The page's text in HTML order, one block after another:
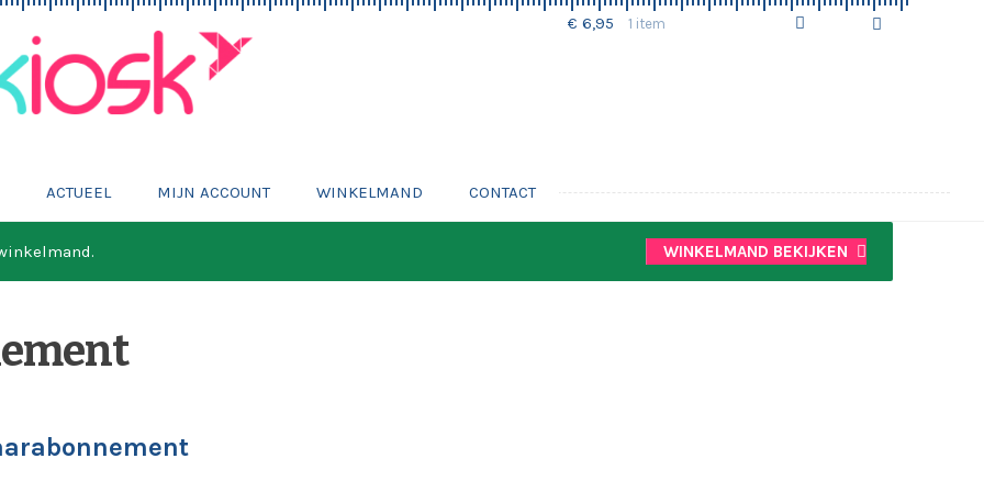
€ 6,95 1 item
ACTUEEL MIJN ACCOUNT WINKELMAND CONTACT
WINKELMAND BEKIJKEN